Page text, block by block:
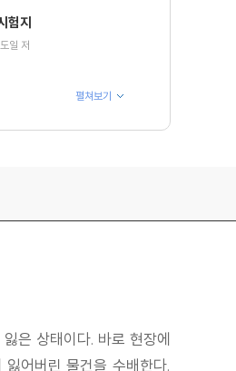
험지
일 저
펼쳐보기
은 상태이다. 바로 현장에
어버린 물건을 수배한다.